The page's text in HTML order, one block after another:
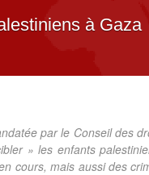
à Gaza
par le Conseil des
» les enfants
cours, mais aussi des